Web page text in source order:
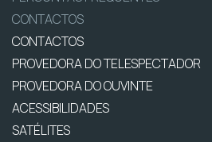
CONTACTOS
CONTACTOS
PROVEDORA DO TELESPECTADOR
PROVEDORA DO OUVINTE
ACESSIBILIDADES
SATÉLITES